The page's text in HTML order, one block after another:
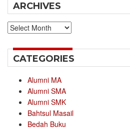
ARCHIVES
Archives
CATEGORIES
Alumni MA
Alumni SMA
Alumni SMK
Bahtsul Masail
Bedah Buku